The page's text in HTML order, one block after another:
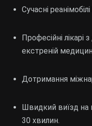
Сучасні
Професійні лікарі
екстреній
Дотримання
Швидкий виїзд на
30 хвилин.